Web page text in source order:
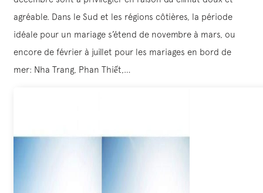
agréable. Dans le Sud et les régions côtières, la période
idéale pour un mariage s’étend de novembre à mars, ou
encore de février à juillet pour les mariages en bord de
mer: Nha Trang, Phan Thiết,…